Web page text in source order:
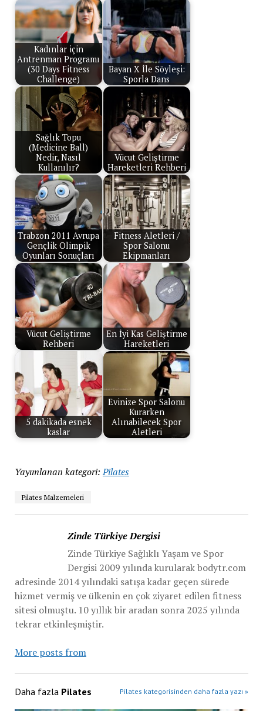
Kadınlar için
Antrenman Programı
(30 Days Fitness
Challenge)
Bayan X İle Söyleşi:
Sporla Dans
Sağlık Topu
(Medicine Ball)
Nedir, Nasıl
Kullanılır?
Vücut Geliştirme
Hareketleri Rehberi
Trabzon 2011 Avrupa
Gençlik Olimpik
Oyunları Sonuçları
Fitness Aletleri /
Spor Salonu
Ekipmanları
Vücut Geliştirme
Rehberi
En İyi Kas Geliştirme
Hareketleri
5 dakikada esnek
kaslar
Evinize Spor Salonu
Kurarken
Alınabilecek Spor
Aletleri
Yayımlanan kategori: Pilates
Pilates Malzemeleri
Zinde Türkiye Dergisi
Zinde Türkiye Sağlıklı Yaşam ve Spor
Dergisi 2009 yılında kurularak bodytr.com
adresinde 2014 yılındaki satışa kadar geçen sürede
hizmet vermiş ve ülkenin en çok ziyaret edilen fitness
sitesi olmuştu. 10 yıllık bir aradan sonra 2025 yılında
tekrar etkinleşmiştir.
More posts from
Daha fazla Pilates Pilates kategorisinden daha fazla yazı »